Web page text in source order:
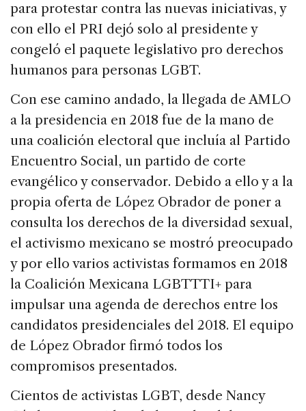
para protestar contra las nuevas iniciativas, y
con ello el PRI dejó solo al presidente y
congeló el paquete legislativo pro derechos
humanos para personas LGBT.
Con ese camino andado, la llegada de AMLO
a la presidencia en 2018 fue de la mano de
una coalición electoral que incluía al Partido
Encuentro Social, un partido de corte
evangélico y conservador. Debido a ello y a la
propia oferta de López Obrador de poner a
consulta los derechos de la diversidad sexual,
el activismo mexicano se mostró preocupado
y por ello varios activistas formamos en 2018
la Coalición Mexicana LGBTTTI+ para
impulsar una agenda de derechos entre los
candidatos presidenciales del 2018. El equipo
de López Obrador firmó todos los
compromisos presentados.
Cientos de activistas LGBT, desde Nancy